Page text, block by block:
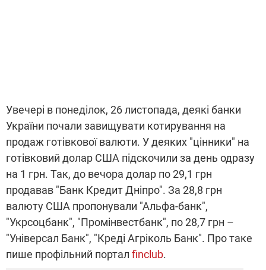
Увечері в понеділок, 26 листопада, деякі банки
України почали завищувати котирування на
продаж готівкової валюти. У деяких "цінники" на
готівковий долар США підскочили за день одразу
на 1 грн. Так, до вечора долар по 29,1 грн
продавав "Банк Кредит Дніпро". За 28,8 грн
валюту США пропонували "Альфа-банк",
"Укрсоцбанк", "Промінвестбанк", по 28,7 грн –
"Універсал Банк", "Креді Агріколь Банк". Про таке
пише профільний портал finclub.